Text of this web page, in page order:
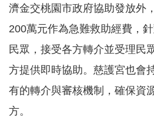
錄
政
府
開
資
訊
社
濟金交桃園市政府協助發放外
200萬元作為急難救助經費，
民眾，接受各方轉介並受理民
方提供即時協助。慈護宮也會
有的轉介與審核機制，確保資
方。